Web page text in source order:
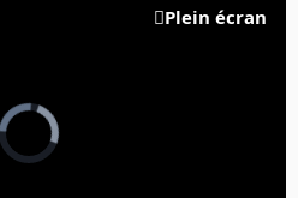
Plein écran